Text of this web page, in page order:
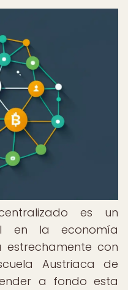
es un
en la economía
estrechamente con
Austriaca de
a fondo esta